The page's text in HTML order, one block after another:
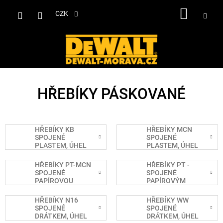
CZK
HŘEBÍKY PÁSKOVANÉ
HŘEBÍKY KB
SPOJENÉ
PLASTEM, ÚHEL
HŘEBÍKY MCN
SPOJENÉ
PLASTEM, ÚHEL
HŘEBÍKY PT-MCN
SPOJENÉ
PAPÍROVOU
33°
HŘEBÍKY PT -
SPOJENÉ
PAPÍROVÝM
33°
HŘEBÍKY N16
SPOJENÉ
DRÁTKEM, ÚHEL
HŘEBÍKY WW
SPOJENÉ
DRÁTKEM, ÚHEL